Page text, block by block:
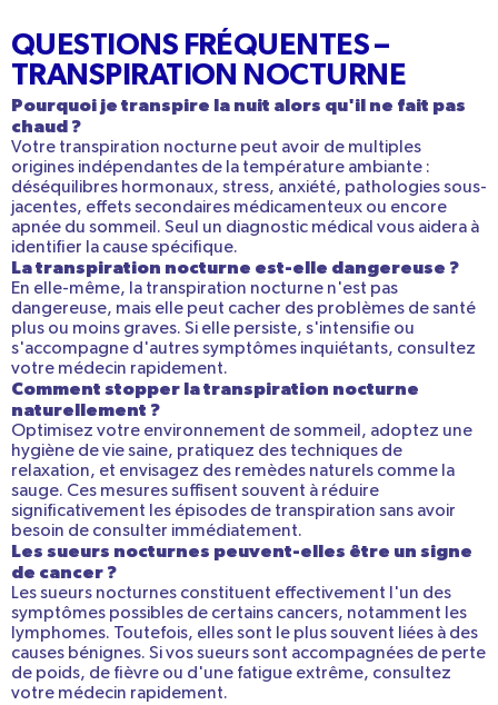
QUESTIONS FRÉQUENTES –
TRANSPIRATION NOCTURNE
Pourquoi je transpire la nuit alors qu'il ne fait pas
chaud ?
Votre transpiration nocturne peut avoir de multiples
origines indépendantes de la température ambiante :
déséquilibres hormonaux, stress, anxiété, pathologies sous-
jacentes, effets secondaires médicamenteux ou encore
apnée du sommeil. Seul un diagnostic médical vous aidera à
identifier la cause spécifique.
La transpiration nocturne est-elle dangereuse ?
En elle-même, la transpiration nocturne n'est pas
dangereuse, mais elle peut cacher des problèmes de santé
plus ou moins graves. Si elle persiste, s'intensifie ou
s'accompagne d'autres symptômes inquiétants, consultez
votre médecin rapidement.
Comment stopper la transpiration nocturne
naturellement ?
Optimisez votre environnement de sommeil, adoptez une
hygiène de vie saine, pratiquez des techniques de
relaxation, et envisagez des remèdes naturels comme la
sauge. Ces mesures suffisent souvent à réduire
significativement les épisodes de transpiration sans avoir
besoin de consulter immédiatement.
Les sueurs nocturnes peuvent-elles être un signe
de cancer ?
Les sueurs nocturnes constituent effectivement l'un des
symptômes possibles de certains cancers, notamment les
lymphomes. Toutefois, elles sont le plus souvent liées à des
causes bénignes. Si vos sueurs sont accompagnées de perte
de poids, de fièvre ou d'une fatigue extrême, consultez
votre médecin rapidement.